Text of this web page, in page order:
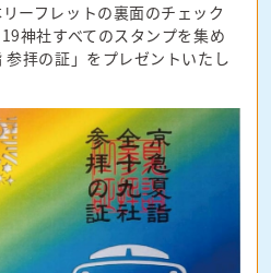
ーフレットの裏面のチェック
神社すべてのスタンプを集め
拝の証」をプレゼントいたし